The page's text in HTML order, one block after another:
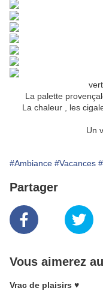
La palette
La chaleur , les
Un
#Ambiance #Vacances
Partager
Vous aimerez
Vrac de plaisirs ♥